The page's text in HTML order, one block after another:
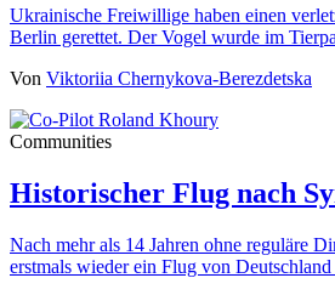
Ukrainische Freiwillige haben einen
Berlin gerettet. Der Vogel wurde im
Von Viktoriia Chernykova-Berezdetska
Communities
Historischer Flug nach
Nach mehr als 14 Jahren ohne reguläre
erstmals wieder ein Flug von